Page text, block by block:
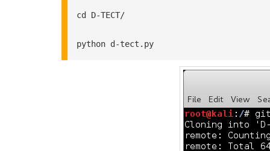
cd D-TECT/
python d-tect.py